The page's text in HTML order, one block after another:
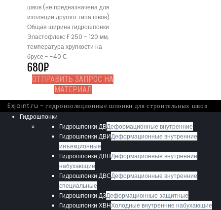
швов (не предназначена для
изоляции другого типа швов).
Общая ширина гидрошпонки
Эластофлекс F 250 - 120 мм,
температура хрупкости на
брусе - -40 С.
680₽
ОТПРАВИТЬ ЗАПРОС НА
МАТЕРИАЛ
Exjoint.ru - гидроизоляционные шпонки для строительных швов
Гидрошпонки
Гидрошпонки ДВДеформационные внутренние
Гидрошпонки ДВИДеформационные внутренние
инъекционные
Гидрошпонки ДВНДеформационные внутренние
набухающие
Гидрошпонки ДВСДеформационные внутренние
специальные
Гидрошпонки ДЗДеформационные защитные
Гидрошпонки ХВНХолодные внутренние набухающие